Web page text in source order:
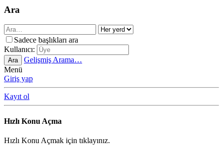
Ara
Sadece başlıkları ara
Kullanıcı:
Ara
Gelişmiş Arama…
Menü
Giriş yap
Kayıt ol
Hızlı Konu Açma
Hızlı Konu Açmak için tıklayınız.